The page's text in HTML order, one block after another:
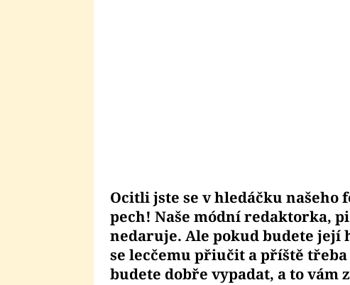
Ocitli jste se v hledáčku našeho
pech! Naše módní redaktorka,
nedaruje. Ale pokud budete její
se lecčemu přiučit a příště
budete dobře vypadat, a to vám